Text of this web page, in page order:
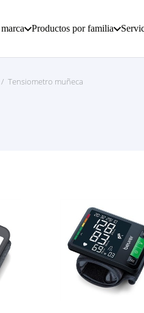
Productos por familia
/ Tensiometro muñeca